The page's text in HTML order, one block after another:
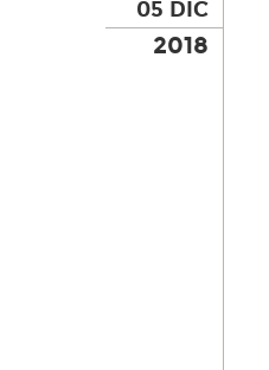
05 DIC
2018